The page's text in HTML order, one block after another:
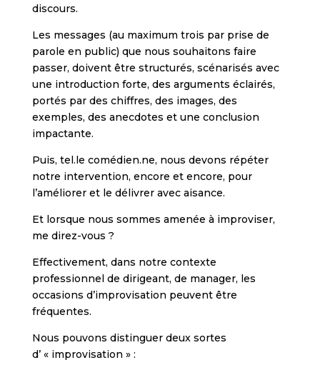
discours.
Les messages (au maximum trois par prise de
parole en public) que nous souhaitons faire
passer, doivent être structurés, scénarisés avec
une introduction forte, des arguments éclairés,
portés par des chiffres, des images, des
exemples, des anecdotes et une conclusion
impactante.
Puis, tel.le comédien.ne, nous devons répéter
notre intervention, encore et encore, pour
l’améliorer et le délivrer avec aisance.
Et lorsque nous sommes amenée à improviser,
me direz-vous ?
Effectivement, dans notre contexte
professionnel de dirigeant, de manager, les
occasions d’improvisation peuvent être
fréquentes.
Nous pouvons distinguer deux sortes
d’ « improvisation » :